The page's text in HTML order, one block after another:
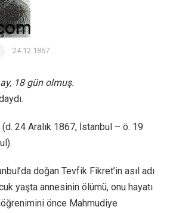
24.12.1867
18 gün olmuş.
24 Aralık 1867, İstanbul – ö. 19
doğan Tevfik Fikret’in asıl adı
yaşta annesinin ölümü, onu hayatı
önce Mahmudiye